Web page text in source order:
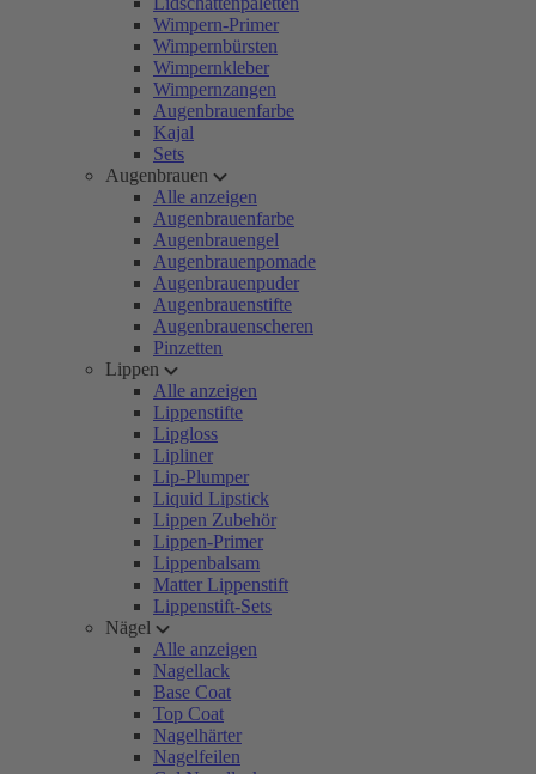
Wimpern-Primer
Wimpernbürsten
Wimpernkleber
Wimpernzangen
Augenbrauenfarbe
Kajal
Sets
Augenbrauen
Alle anzeigen
Augenbrauenfarbe
Augenbrauengel
Augenbrauenpomade
Augenbrauenpuder
Augenbrauenstifte
Augenbrauenscheren
Pinzetten
Lippen
Alle anzeigen
Lippenstifte
Lipgloss
Lipliner
Lip-Plumper
Liquid Lipstick
Lippen Zubehör
Lippen-Primer
Lippenbalsam
Matter Lippenstift
Lippenstift-Sets
Nägel
Alle anzeigen
Nagellack
Base Coat
Top Coat
Nagelhärter
Nagelfeilen